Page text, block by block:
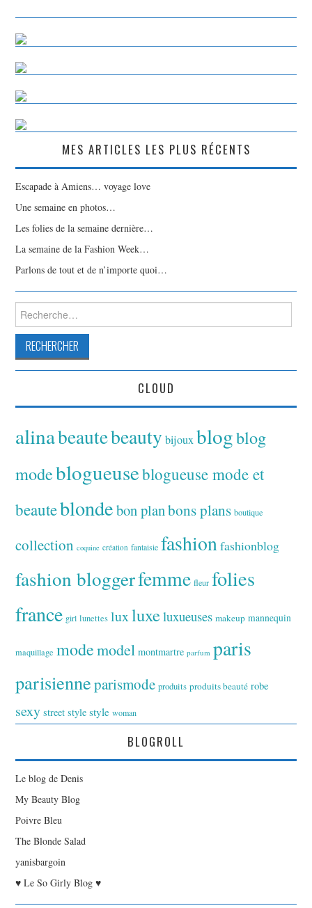
MES ARTICLES LES PLUS RÉCENTS
Escapade à Amiens… voyage love
Une semaine en photos…
Les folies de la semaine dernière…
La semaine de la Fashion Week…
Parlons de tout et de n’importe quoi…
Rechercher :
CLOUD
alinabeautebeauty bijoux blogblog
modeblogueuseblogueuse mode et
beauteblondebon planbons plans boutique
collection coquine création fantaisie fashionfashionblog
fashion bloggerfemme fleur folies
france girl lunettes luxluxeluxueuses makeup mannequin
maquillage modemodel montmartre parfum paris
parisienneparismode produits produits beauté robe
sexy street style style woman
BLOGROLL
Le blog de Denis
My Beauty Blog
Poivre Bleu
The Blonde Salad
yanisbargoin
♥ Le So Girly Blog ♥